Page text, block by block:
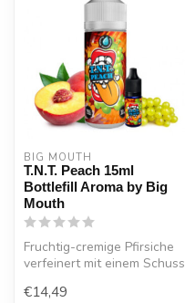
BIG MOUTH
T.N.T. Peach 15ml
Bottlefill Aroma by Big
Mouth
Fruchtig-cremige Pfirsiche
verfeinert mit einem Schuss
€14,49